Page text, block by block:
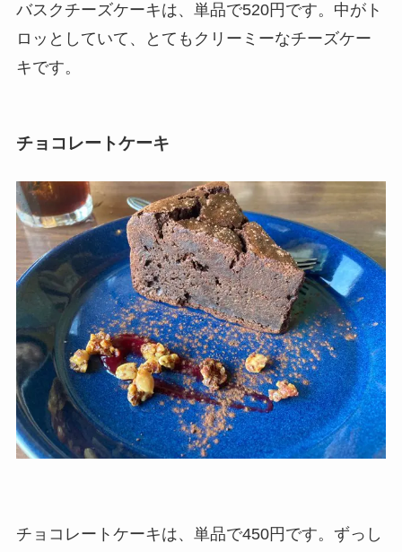
バスクチーズケーキは、単品で520円です。中がト
ロッとしていて、とてもクリーミーなチーズケー
キです。
チョコレートケーキ
チョコレートケーキは、単品で450円です。ずっし